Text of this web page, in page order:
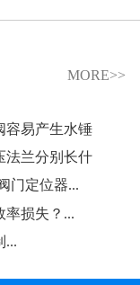
MORE>>
容易产生水锤
法兰分别长什
门定位器...
率损失？...
...